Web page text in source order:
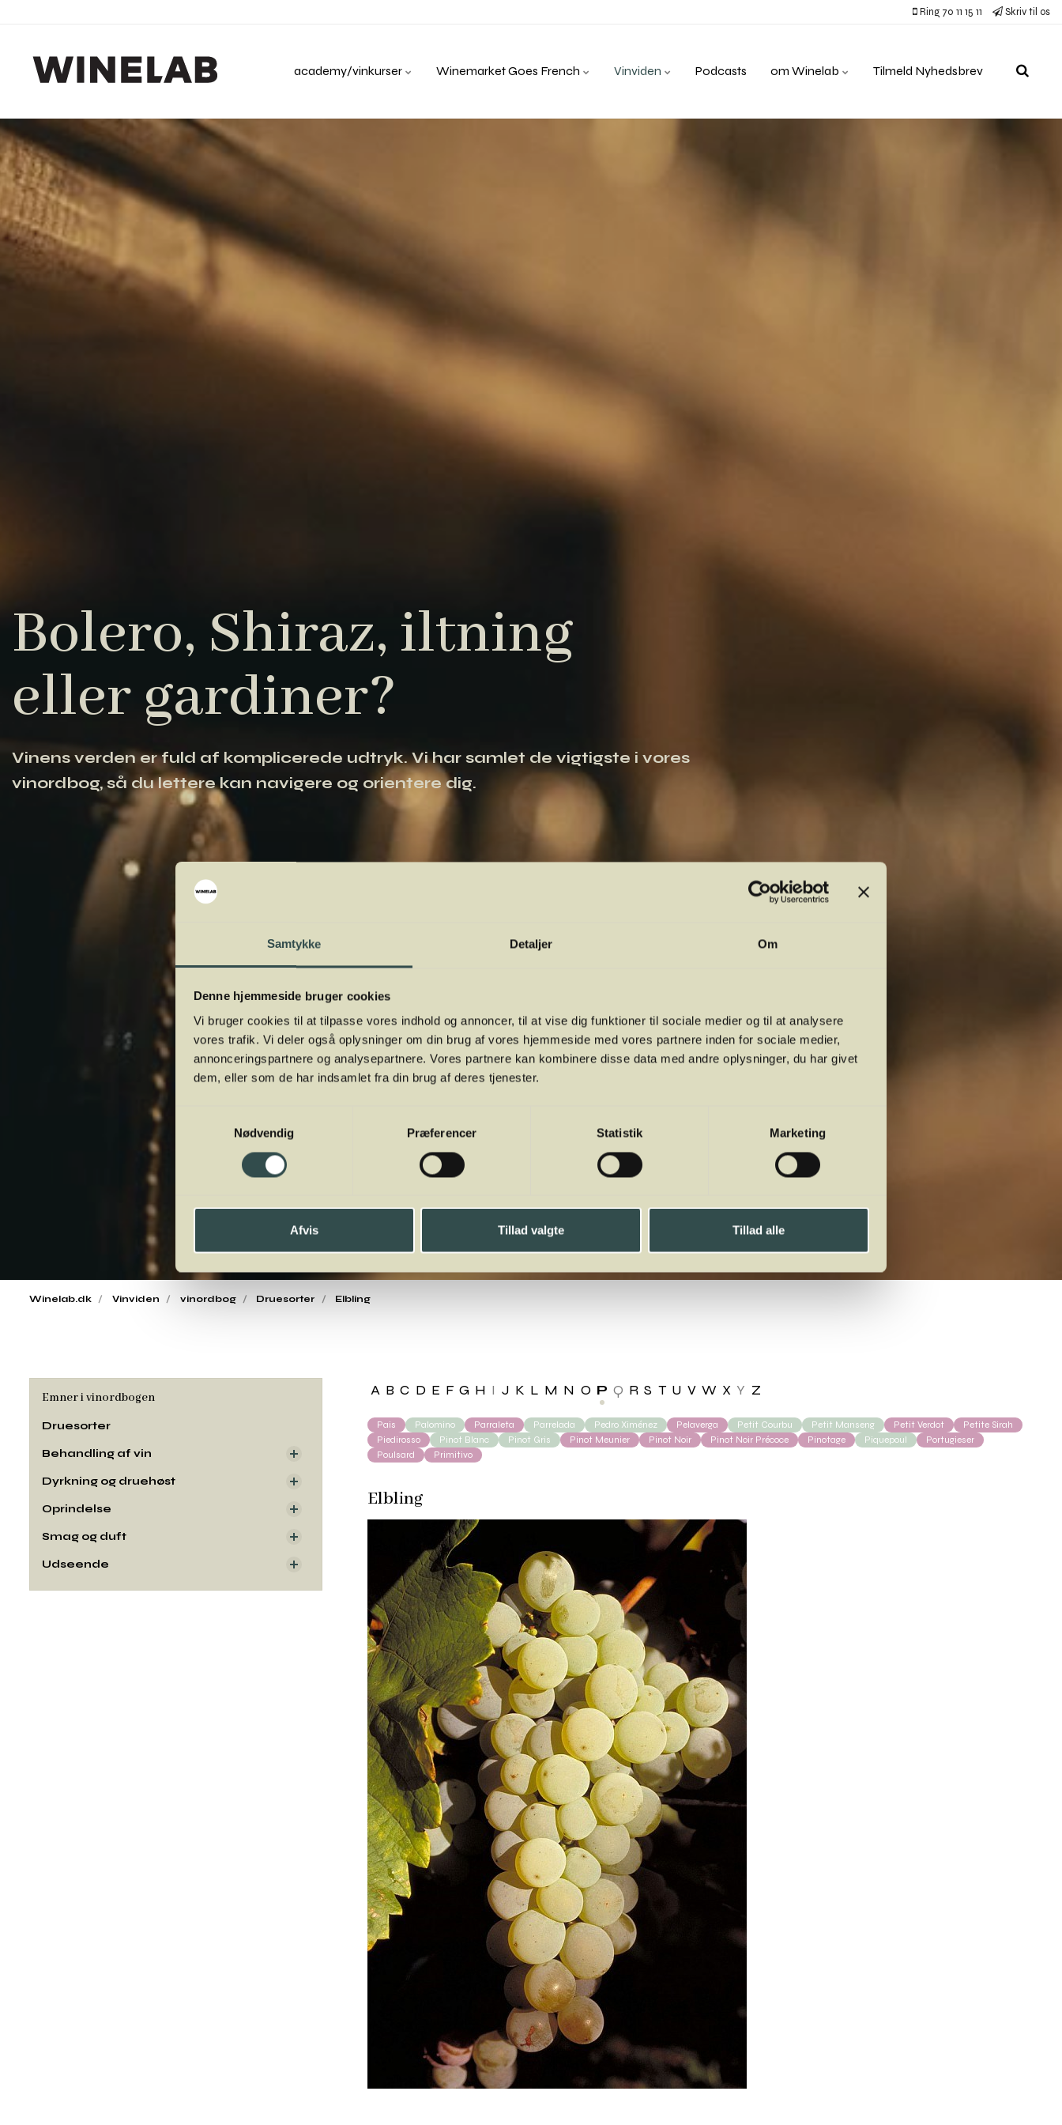
Samtykke Detaljer Om
Denne hjemmeside bruger cookies
Vi bruger cookies til at tilpasse vores indhold og annoncer, til at vise dig funktioner til sociale medier og til at analysere
vores trafik. Vi deler også oplysninger om din brug af vores hjemmeside med vores partnere inden for sociale medier,
annonceringspartnere og analysepartnere. Vores partnere kan kombinere disse data med andre oplysninger, du har givet
dem, eller som de har indsamlet fra din brug af deres tjenester.
Nødvendig
Præferencer Statistik Marketing
Afvis Tillad valgte Tillad alle
Ring 70 11 15 11 Skriv til os
academy/vinkurser Winemarket Goes French Vinviden Podcasts om Winelab Tilmeld Nyhedsbrev
Bolero, Shiraz, iltning
eller gardiner?
Vinens verden er fuld af komplicerede udtryk. Vi har samlet de vigtigste i vores
vinordbog, så du lettere kan navigere og orientere dig.
Winelab.dk Vinviden vinordbog Druesorter Elbling
A B C D E F G H I J K L M N O P Q R S T U V W X Y Z
Pais Palomino Parraleta Parrelada Pedro Ximénez Pelaverga Petit Courbu Petit Manseng Petit Verdot
Petite Sirah
Piedirosso
Pinot Blanc Pinot Gris Pinot Meunier Pinot Noir Pinot Noir Précoce Pinotage Piquepoul
Portugieser
Poulsard
Primitivo
Elbling
Emner i vinordbogen
Druesorter
Behandling af vin
Dyrkning og druehøst
Oprindelse
Smag og duft
Udseende